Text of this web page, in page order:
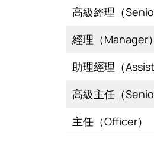
高級經理（
經理（Manager）
助理經理（
高級主任（
主任（Officer）